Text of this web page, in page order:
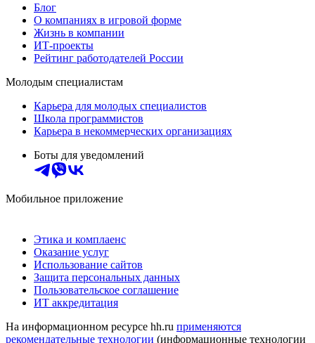
Блог
О компаниях в игровой форме
Жизнь в компании
ИТ-проекты
Рейтинг работодателей России
Молодым специалистам
Карьера для молодых специалистов
Школа программистов
Карьера в некоммерческих организациях
Боты для уведомлений
Мобильное приложение
Этика и комплаенс
Оказание услуг
Использование сайтов
Защита персональных данных
Пользовательское соглашение
ИТ аккредитация
На информационном ресурсе hh.ru применяются
рекомендательные технологии (информационные технологии